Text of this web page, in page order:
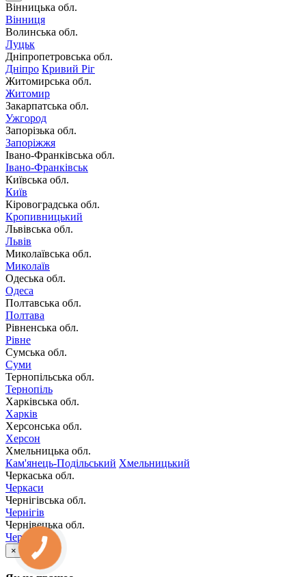
Вінницька обл.
Вінниця
Волинська обл.
Луцьк
Дніпропетровська обл.
Дніпро Кривий Ріг
Житомирська обл.
Житомир
Закарпатська обл.
Ужгород
Запорізька обл.
Запоріжжя
Івано-Франківська обл.
Івано-Франківськ
Київська обл.
Київ
Кіровоградська обл.
Кропивницький
Львівська обл.
Львів
Миколаївська обл.
Миколаїв
Одеська обл.
Одеса
Полтавська обл.
Полтава
Рівненська обл.
Рівне
Сумська обл.
Суми
Тернопільська обл.
Тернопіль
Харківська обл.
Харків
Херсонська обл.
Херсон
Хмельницька обл.
Кам'янець-Подільський Хмельницький
Черкаська обл.
Черкаси
Чернігівська обл.
Чернігів
Чернівецька обл.
Чернівці
×